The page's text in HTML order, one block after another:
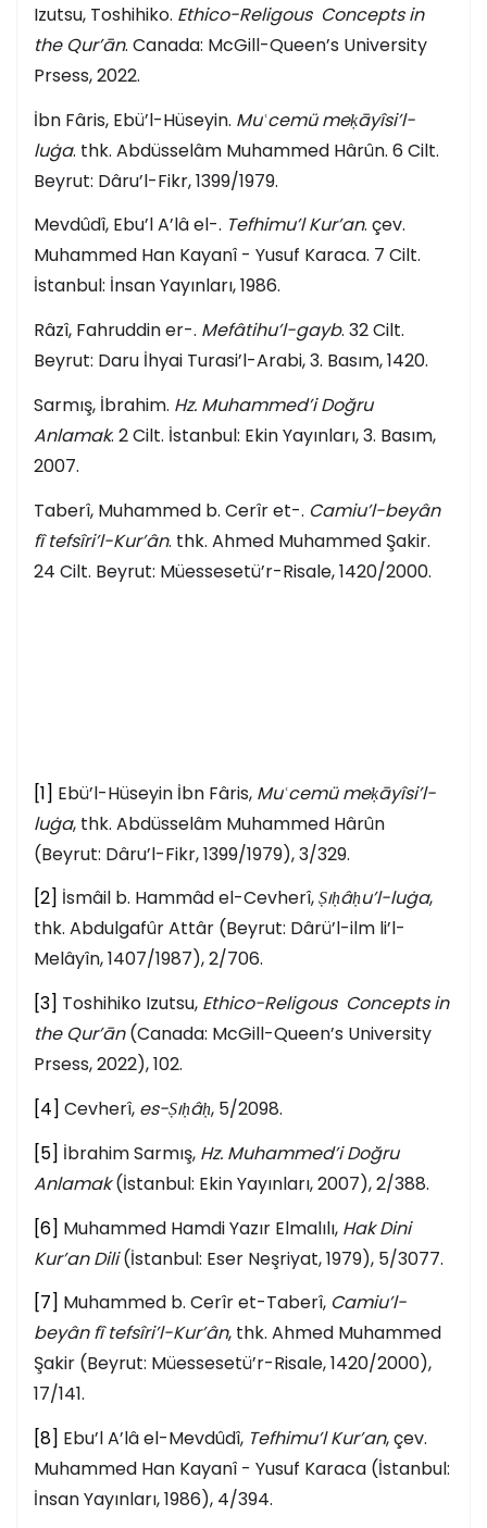
Izutsu, Toshihiko. Ethico-Religous Concepts in
the Qur’ān. Canada: McGill-Queen’s University
Prsess, 2022.
İbn Fâris, Ebü’l-Hüseyin. Muʿcemü meḳāyîsi’l-
luġa. thk. Abdüsselâm Muhammed Hârûn. 6 Cilt.
Beyrut: Dâru’l-Fikr, 1399/1979.
Mevdûdî, Ebu’l A’lâ el-. Tefhimu’l Kur’an. çev.
Muhammed Han Kayanî - Yusuf Karaca. 7 Cilt.
İstanbul: İnsan Yayınları, 1986.
Râzî, Fahruddin er-. Mefâtihu’l-gayb. 32 Cilt.
Beyrut: Daru İhyai Turasi’l-Arabi, 3. Basım, 1420.
Sarmış, İbrahim. Hz. Muhammed’i Doğru
Anlamak. 2 Cilt. İstanbul: Ekin Yayınları, 3. Basım,
2007.
Taberî, Muhammed b. Cerîr et-. Camiu’l-beyân
fî tefsîri’l-Kur’ân. thk. Ahmed Muhammed Şakir.
24 Cilt. Beyrut: Müessesetü’r-Risale, 1420/2000.
[1] Ebü’l-Hüseyin İbn Fâris, Muʿcemü meḳāyîsi’l-
luġa, thk. Abdüsselâm Muhammed Hârûn
(Beyrut: Dâru’l-Fikr, 1399/1979), 3/329.
[2] İsmâil b. Hammâd el-Cevherî,Ṣıḥâḥu’l-luġa,
thk. Abdulgafûr Attâr (Beyrut: Dârü’l-ilm li’l-
Melâyîn, 1407/1987), 2/706.
[3] Toshihiko Izutsu, Ethico-Religous Concepts in
the Qur’ān(Canada: McGill-Queen’s University
Prsess, 2022), 102.
[4] Cevherî, es-Ṣıḥâḥ, 5/2098.
[5] İbrahim Sarmış, Hz. Muhammed’i Doğru
Anlamak(İstanbul: Ekin Yayınları, 2007), 2/388.
[6] Muhammed Hamdi Yazır Elmalılı, Hak Dini
Kur’an Dili(İstanbul: Eser Neşriyat, 1979), 5/3077.
[7] Muhammed b. Cerîr et-Taberî, Camiu’l-
beyân fî tefsîri’l-Kur’ân, thk. Ahmed Muhammed
Şakir (Beyrut: Müessesetü’r-Risale, 1420/2000),
17/141.
[8] Ebu’l A’lâ el-Mevdûdî, Tefhimu’l Kur’an, çev.
Muhammed Han Kayanî - Yusuf Karaca (İstanbul:
İnsan Yayınları, 1986), 4/394.